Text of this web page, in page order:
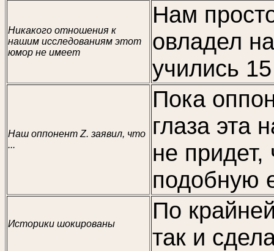
Никакого отношения к
нашим исследованиям этот
юмор не имеет
Нам
овладел
учились
Наш оппонент Z. заявил, что
...
Пока
глаза эта
не придет,
подобную
Историки шокированы
По
так и